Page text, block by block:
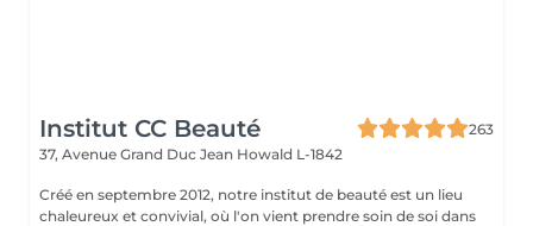
Institut CC Beauté
263
37, Avenue Grand Duc Jean Howald L-1842
Créé en septembre 2012, notre institut de beauté est un lieu
chaleureux et convivial, où l'on vient prendre soin de soi dans